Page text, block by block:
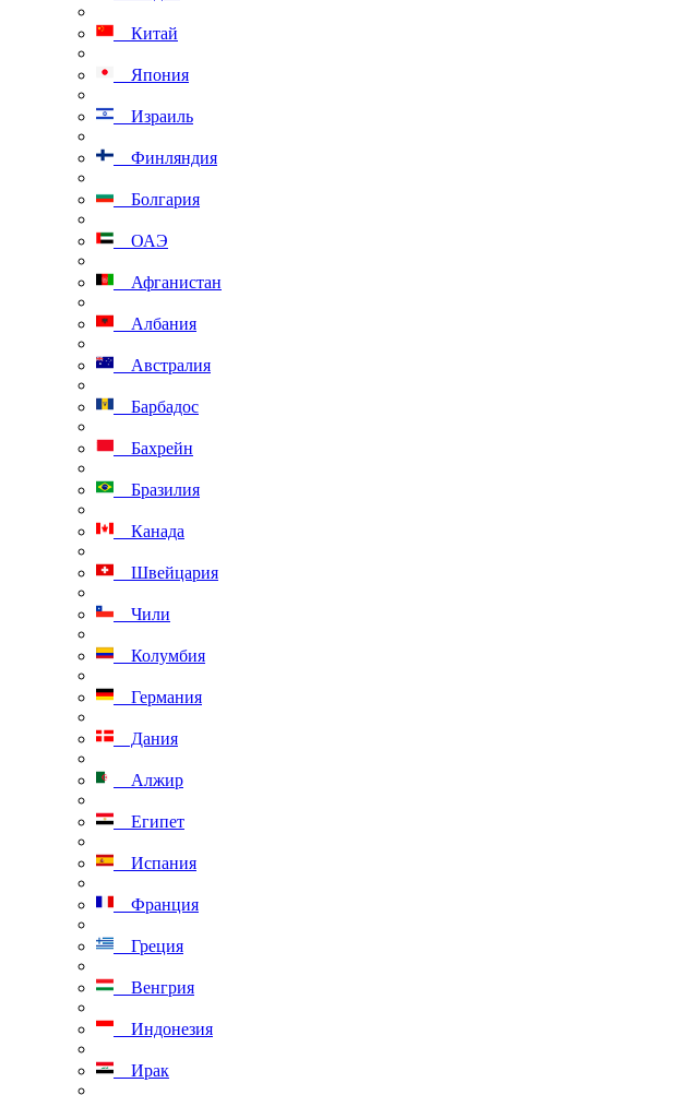
Китай
Япония
Израиль
Финляндия
Болгария
ОАЭ
Афганистан
Албания
Австралия
Барбадос
Бахрейн
Бразилия
Канада
Швейцария
Чили
Колумбия
Германия
Дания
Алжир
Египет
Испания
Франция
Греция
Венгрия
Индонезия
Ирак